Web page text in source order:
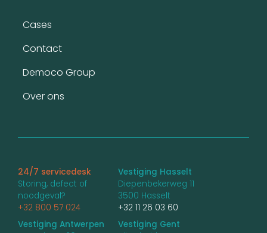
Voet
Cases
Contact
Democo Group
Over ons
24/7 servicedesk
Storing, defect of
noodgeval?
+32 800 57 024
Vestiging Hasselt
Diepenbekerweg 11
3500 Hasselt
+32 11 26 03 60
Vestiging Antwerpen
Vestiging Gent